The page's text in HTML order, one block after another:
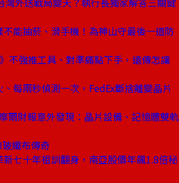
能抽菸、滑手機！為神山守最後一道防
不強推工具、對準痛點下手，遠傳怎讓
每兩秒偵測一次，FedEx斷捨離變晶片
爾財報意外發現：晶片設備、記憶體雙軌
纖布傳奇
新七十年祖訓翻身，南亞股價年飆1.8倍秘